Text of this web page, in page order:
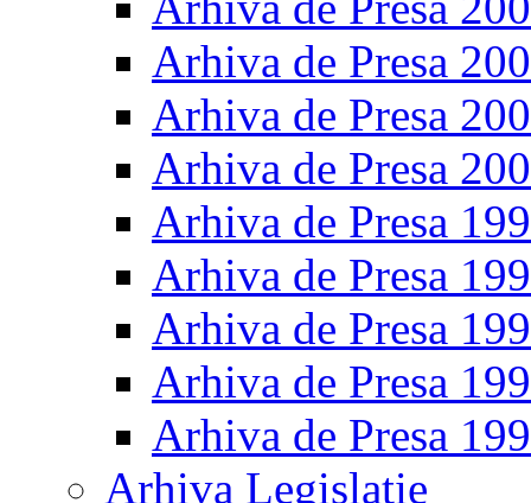
Arhiva de Presa
Arhiva de Presa
Arhiva de Presa
Arhiva de Presa
Arhiva de Presa
Arhiva de Presa
Arhiva de Presa
Arhiva de Presa
Arhiva Legislatie